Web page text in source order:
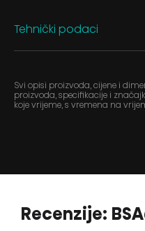
Tehnički podaci
Svi opisi proizvoda, cijene i
proizvoda, specifikacije i
koje vrijeme, s vremena na
Recenzije: